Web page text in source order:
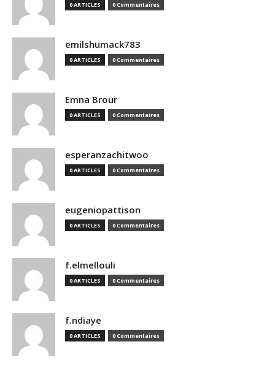
0 ARTICLES 0 Commentaires
emilshumack783
0 ARTICLES 0 Commentaires
Emna Brour
0 ARTICLES 0 Commentaires
esperanzachitwoo
0 ARTICLES 0 Commentaires
eugeniopattison
0 ARTICLES 0 Commentaires
f.elmellouli
0 ARTICLES 0 Commentaires
f.ndiaye
0 ARTICLES 0 Commentaires